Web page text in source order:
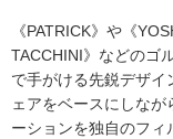
《PATRICK》や《
TACCHINI》などのゴ
で手がける先鋭デザイ
ェアをベースにしな
ーションを独自のフ